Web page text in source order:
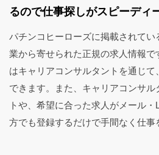
るので仕事探しがスピーディ
パチンコヒーローズに掲載されてい
業から寄せられた正規の求人情報で
はキャリアコンサルタントを通じ
できます。また、キャリアコンサル
トや、希望に合った求人がメール
方でも登録するだけで手間なく仕事